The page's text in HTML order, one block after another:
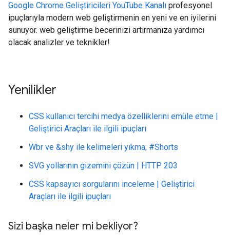
Google Chrome Geliştiricileri YouTube Kanalı profesyonel
ipuçlarıyla modern web geliştirmenin en yeni ve en iyilerini
sunuyor. web geliştirme becerinizi artırmanıza yardımcı
olacak analizler ve teknikler!
Yenilikler
CSS kullanıcı tercihi medya özelliklerini emüle etme |
Geliştirici Araçları ile ilgili ipuçları
Wbr ve &shy ile kelimeleri yıkma; #Shorts
SVG yollarının gizemini çözün | HTTP 203
CSS kapsayıcı sorgularını inceleme | Geliştirici
Araçları ile ilgili ipuçları
Sizi başka neler mi bekliyor?